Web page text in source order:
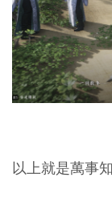
以上就是萬事